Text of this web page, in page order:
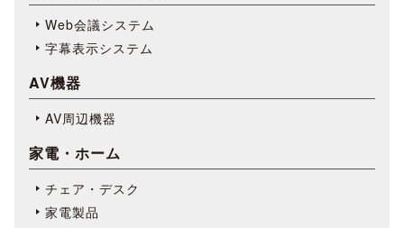
Web会議システム
字幕表⽰システム
AV機器
AV周辺機器
家電・ホーム
チェア・デスク
家電製品